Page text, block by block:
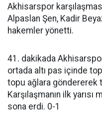
Akhisarspor
Alpaslan Şen, Kadir
hakemler yönetti.
41. dakikada
ortada altı pas içinde
topu ağlara göndererek
Karşılaşmanın ilk
sona erdi. 0-1